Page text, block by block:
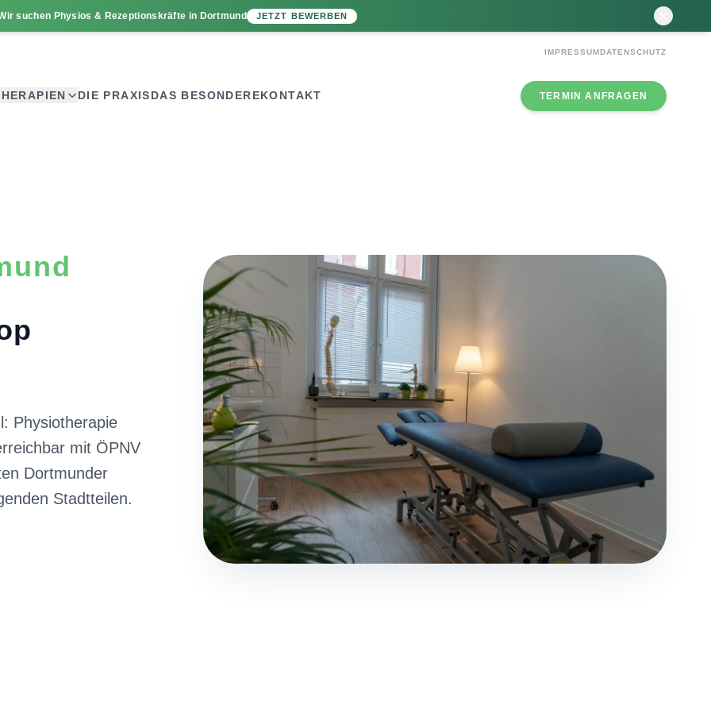
suchen Physios & Rezeptionskräfte in Dortmund JETZT BEWERBEN
IMPRESSUMDATENSCHUTZ
DIE PRAXISDAS BESONDEREKONTAKT TERMIN ANFRAGEN
Physiotherapie
mit ÖPNV
Dortmunder
Stadtteilen.